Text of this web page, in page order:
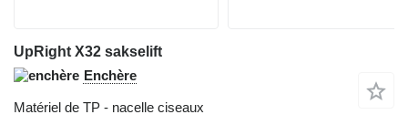
UpRight X32 sakselift
Enchère
Matériel de TP - nacelle ciseaux